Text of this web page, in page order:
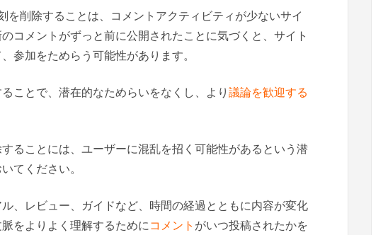
を削除することは、コメントアクティビティが少ないサイ
コメントがずっと前に公開されたことに気づくと、サイト
参加をためらう可能性があります。
ことで、潜在的なためらいをなくし、より議論を歓迎する
ることには、ユーザーに混乱を招く可能性があるという潜
てください。
、レビュー、ガイドなど、時間の経過とともに内容が変化
をよりよく理解するためにコメントがいつ投稿されたかを